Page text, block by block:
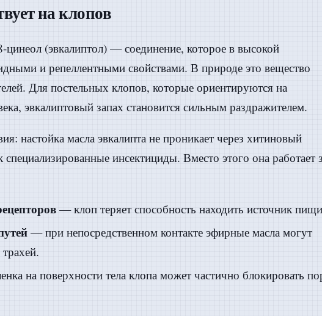
на клопов
цинеол (эвкалиптол) — соединение, которое в высокой
и репеллентными свойствами. В природе это вещество
Для постельных клопов, которые ориентируются на
эвкалиптовый запах становится сильным раздражителем.
настойка масла эвкалипта не проникает через хитиновый
инсектициды. Вместо этого она работает
— клоп теряет способность находить источник
— при непосредственном контакте эфирные масла могут
на поверхности тела клопа может частично блокировать